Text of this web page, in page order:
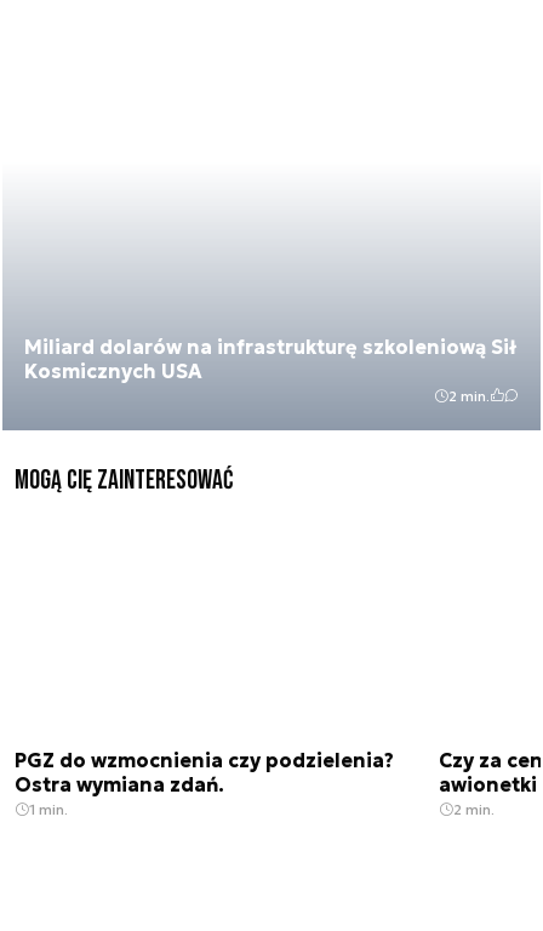
Miliard dolarów na infrastrukturę szkoleniową Sił
Kosmicznych USA
2 min.
Mogą Cię zainteresować
PGZ do wzmocnienia czy podzielenia?
Ostra wymiana zdań.
1 min.
Czy za
awionetki
2 min.